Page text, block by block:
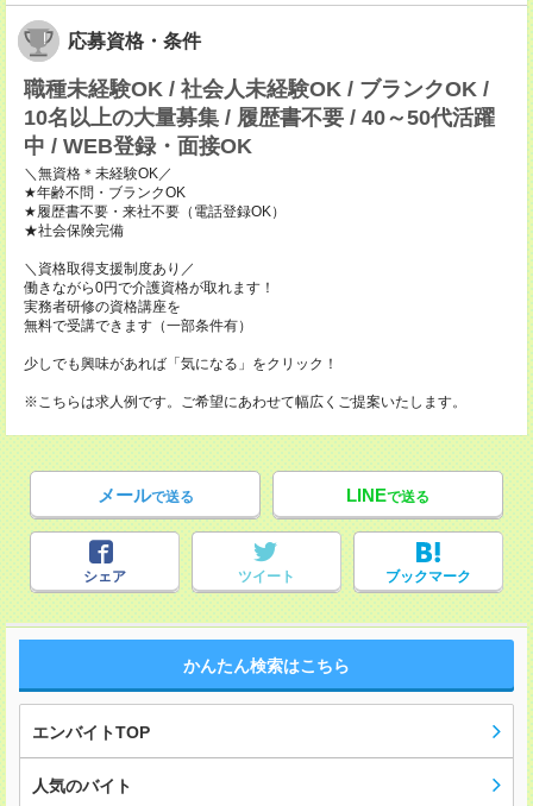
応募資格・条件
職種未経験OK / 社会人未経験OK / ブランクOK /
10名以上の大量募集 / 履歴書不要 / 40～50代活躍
中 / WEB登録・面接OK
＼無資格＊未経験OK／
★年齢不問・ブランクOK
★履歴書不要・来社不要（電話登録OK）
★社会保険完備
＼資格取得支援制度あり／
働きながら0円で介護資格が取れます！
実務者研修の資格講座を
無料で受講できます（一部条件有）
少しでも興味があれば「気になる」をクリック！
※こちらは求人例です。ご希望にあわせて幅広くご提案いたします。
メールで送る LINEで送る
シェア ツイート ブックマーク
かんたん検索はこちら
エンバイトTOP
人気のバイト